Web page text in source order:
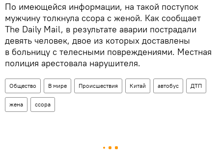
По имеющейся информации, на такой поступок
мужчину толкнула ссора с женой. Как сообщает
The Daily Mail, в результате аварии пострадали
девять человек, двое из которых доставлены
в больницу с телесными повреждениями. Местная
полиция арестовала нарушителя.
Общество В мире Происшествия Китай автобус ДТП
жена ссора